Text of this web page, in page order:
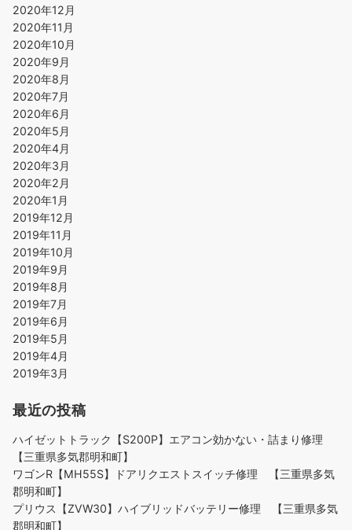
2020年12月
2020年11月
2020年10月
2020年9月
2020年8月
2020年7月
2020年6月
2020年5月
2020年4月
2020年3月
2020年2月
2020年1月
2019年12月
2019年11月
2019年10月
2019年9月
2019年8月
2019年7月
2019年6月
2019年5月
2019年4月
2019年3月
最近の投稿
ハイゼットトラック【S200P】エアコン効かない・詰まり修理
【三重県多気郡明和町】
ワゴンR【MH55S】ドアリクエストスイッチ修理 【三重県多気
郡明和町】
プリウス【ZVW30】ハイブリッドバッテリー修理 【三重県多気
郡明和町】